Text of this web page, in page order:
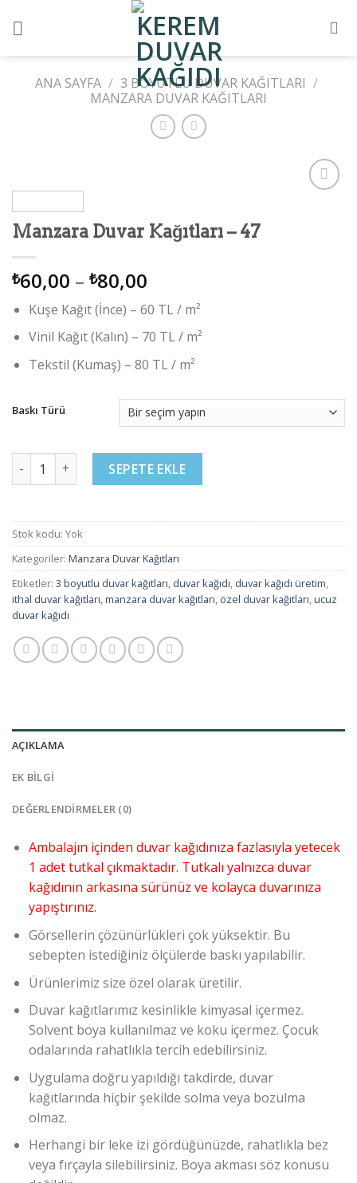
ANA SAYFA / 3 BOYUTLU DUVAR KAĞITLARI /
MANZARA DUVAR KAĞITLARI
Manzara Duvar Kağıtları – 47
₺60,00 – ₺80,00
Kuşe Kağıt (İnce) – 60 TL / m²
Vinil Kağıt (Kalın) – 70 TL / m²
Tekstil (Kumaş) – 80 TL / m²
Baskı Türü
Manzara Duvar Kağıtları - 47 adet
SEPETE EKLE
Stok kodu: Yok
Kategoriler: Manzara Duvar Kağıtları
Etiketler: 3 boyutlu duvar kağıtları duvar kağıdı duvar kağıdı üretim
ithal duvar kağıtları manzara duvar kağıtları özel duvar kağıtları ucuz
duvar kağıdı
AÇIKLAMA
EK BILGI
DEĞERLENDIRMELER (0)
Ambalajın içinden duvar kağıdınıza fazlasıyla yetecek
1 adet tutkal çıkmaktadır. Tutkalı yalnızca duvar
kağıdının arkasına sürünüz ve kolayca duvarınıza
yapıştırınız.
Görsellerin çözünürlükleri çok yüksektir. Bu
sebepten istediğiniz ölçülerde baskı yapılabilir.
Ürünlerimiz size özel olarak üretilir.
Duvar kağıtlarımız kesinlikle kimyasal içermez.
Solvent boya kullanılmaz ve koku içermez. Çocuk
odalarında rahatlıkla tercih edebilirsiniz.
Uygulama doğru yapıldığı takdirde, duvar
kağıtlarında hiçbir şekilde solma veya bozulma
olmaz.
Herhangi bir leke izi gördüğünüzde, rahatlıkla bez
veya fırçayla silebilirsiniz. Boya akması söz konusu